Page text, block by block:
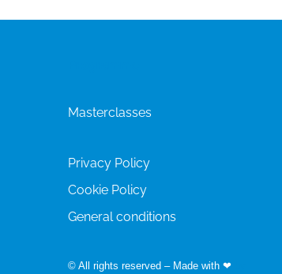
Masterclasses
Privacy Policy
Cookie Policy
General conditions
© All rights reserved – Made with ❤